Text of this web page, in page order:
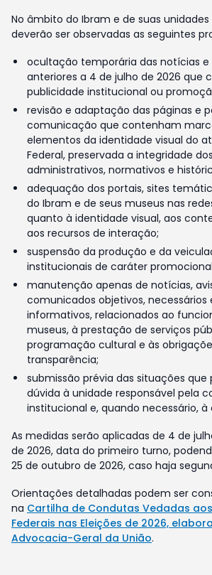
No âmbito do Ibram e de suas
deverão ser observadas as seguintes
ocultação temporária das notícias e
anteriores a 4 de julho de 2026 que
publicidade institucional ou
revisão e adaptação das páginas e
comunicação que contenham
elementos da identidade visual do
Federal, preservada a integridade
administrativos, normativos e
adequação dos portais, sites
do Ibram e de seus museus nas
quanto à identidade visual, aos
aos recursos de interação;
suspensão da produção e da
institucionais de caráter
manutenção apenas de notícias,
comunicados objetivos,
informativos, relacionados ao
museus, à prestação de serviços
programação cultural e às
transparência;
submissão prévia das situações que
dúvida à unidade responsável pela
institucional e, quando necessário, à
As medidas serão aplicadas de 4 de
de 2026, data do primeiro turno,
25 de outubro de 2026, caso haja
Orientações detalhadas podem ser
na Cartilha de Condutas Vedadas
Federais nas Eleições de 2026,
Advocacia-Geral da União.